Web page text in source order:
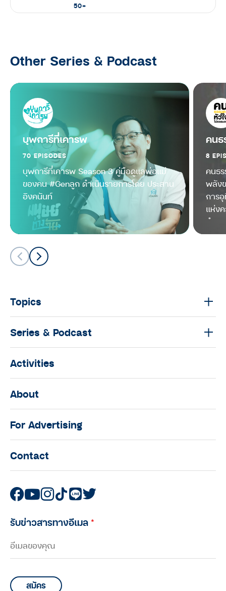
50+
LIFE LONG INVESTING ลงทุนวิทยาฉบับ
5 กับดัก ทางการเงินที่ทำให้แผน
ฉบับ50+ SS2 EP.2
LIFE LONG INVESTING ลงทุนวิทยาฉบับ
50+
เงินเกษียณแบ่งสัดส่วนได้ เพื่อให้เงิน
ทำงานแทนเรา | ลงทุนวิทยาฉบับ50+
SS2 EP.3
LIFE LONG INVESTING ลงทุนวิทยาฉบับ
50+
Other Series & Podcast
บุพการีที่เคารพ
70 EPISODES
บุพการีที่เคารพ Season 3 คู่มือดูแลพ่อแม่
ของคน #Genลูก ดำเนินรายการโดย ประสาน
อิงคนันท์
คนธ
8
คนธ
พลัง
การ
แห่ง
ลำบ
Topics
Series & Podcast
Activities
About
For Advertising
Contact
รับข่าวสารทางอีเมล*